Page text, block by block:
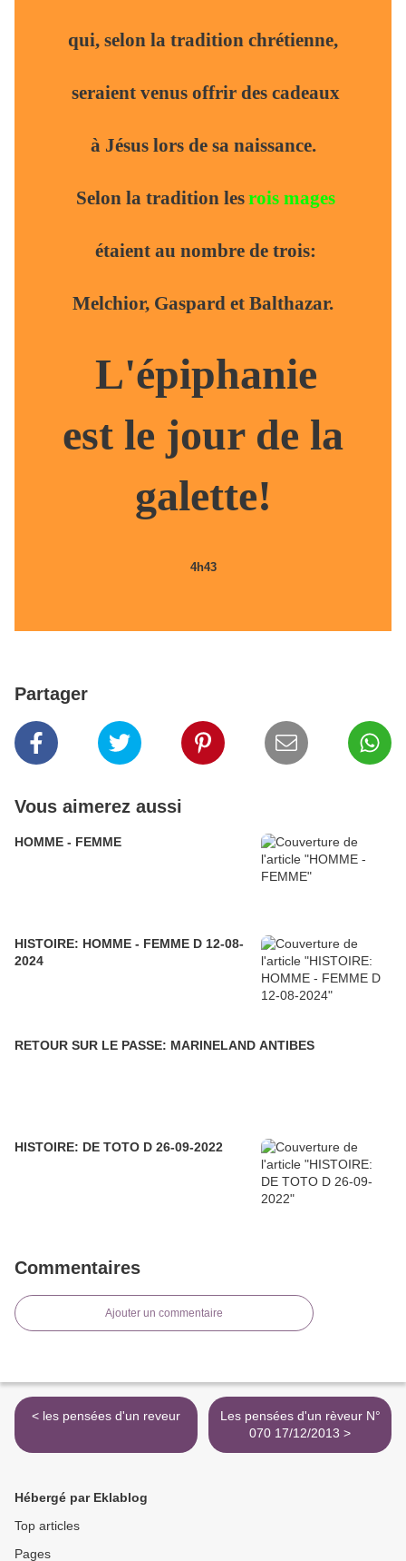
qui, selon la tradition chrétienne,
seraient venus offrir des cadeaux
à Jésus lors de sa naissance.
Selon la tradition lesrois mages
étaient au nombre de trois:
Melchior, Gaspard et Balthazar.
L'épiphanie
est le jour de la
galette!
4h43
Partager
Vous aimerez aussi
HOMME - FEMME
HISTOIRE: HOMME - FEMME D 12-08-
2024
RETOUR SUR LE PASSE: MARINELAND ANTIBES
HISTOIRE: DE TOTO D 26-09-2022
Commentaires
Ajouter un commentaire
< les pensées d'un reveur
Les pensées d'un rèveur N°
070 17/12/2013 >
Hébergé par Eklablog
Top articles
Pages